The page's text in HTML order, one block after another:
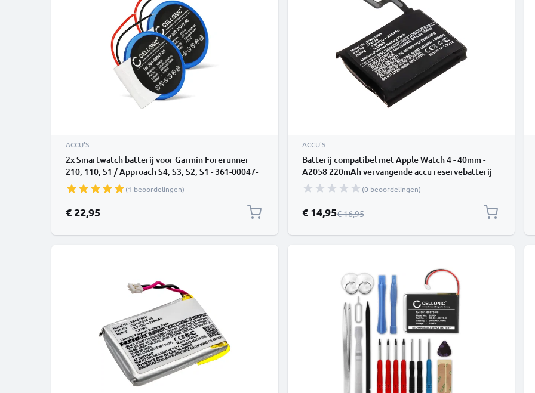
ACCU'S
2x Smartwatch batterij voor Garmin Forerunner
210, 110, S1 / Approach S4, S3, S2, S1 - 361-00047-
00 361-00064-00 200mAh vervangende accu
fitnessarmband
(1 beoordelingen)
€ 22,95
ACCU'S
Batterij compatibel met Apple Watch 4 - 40mm -
A2058 220mAh vervangende accu reservebatterij
extra energie
(0 beoordelingen)
Speciale prijs
€ 14,95Normale prijs
€ 16,95